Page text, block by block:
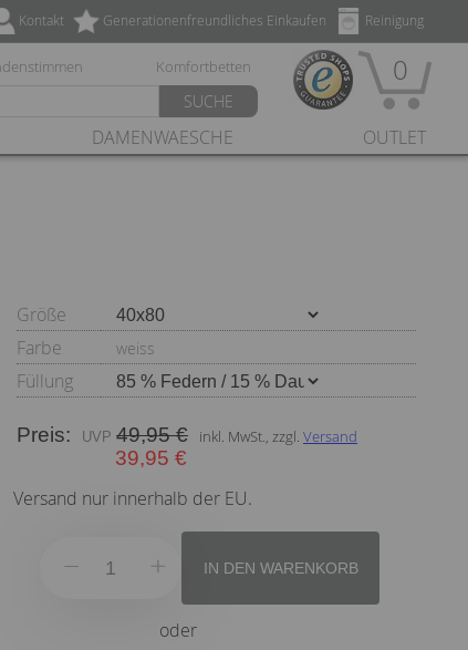
Reinigung
Generationenfreundliches Einkaufen
Kontakt
Komfortbetten
SUCHE
0
DAMENWAESCHE OUTLET
Größe
Farbe
weiss
Füllung
Preis:
49,95 €
39,95 €
inkl. MwSt., zzgl. Versand
Versand nur innerhalb der EU.
IN DEN WARENKORB
oder